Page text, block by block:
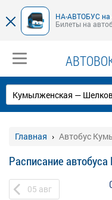
НА-АВТОБУС на
Билеты на
Главная Автобус
Расписание
05 авг